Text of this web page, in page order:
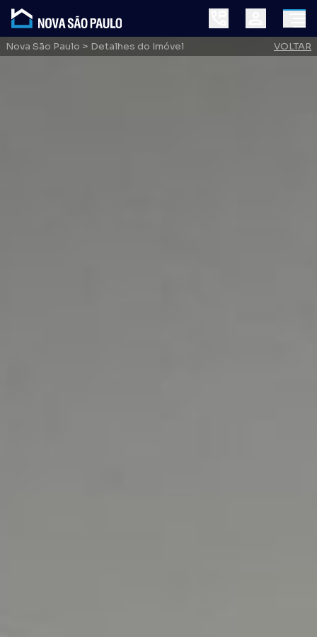
Nova São Paulo > Detalhes do Imóvel VOLTAR